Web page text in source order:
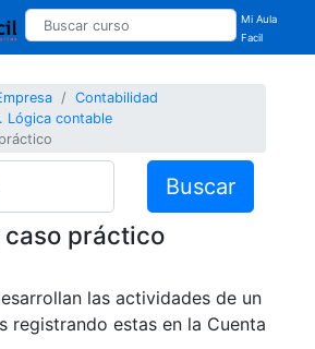
Mi Aula
Facil
Contabilidad
Lógica contable
Buscar
caso práctico
las actividades de un
registrando estas en la Cuenta